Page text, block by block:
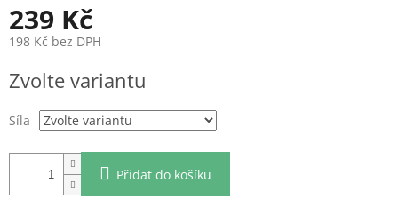
239 Kč
198 Kč bez DPH
cena:
Zvolte variantu
Síla
Přidat do košíku